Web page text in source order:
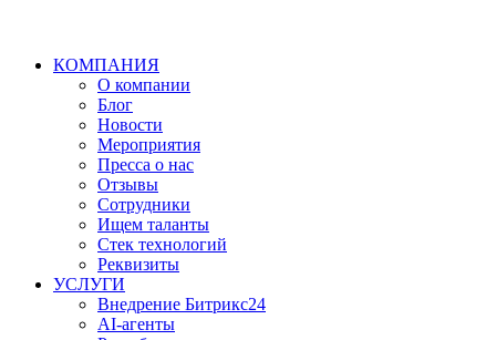
КОМПАНИЯ
О компании
Блог
Новости
Мероприятия
Пресса о нас
Отзывы
Сотрудники
Ищем таланты
Стек технологий
Реквизиты
УСЛУГИ
Внедрение Битрикс24
AI-агенты